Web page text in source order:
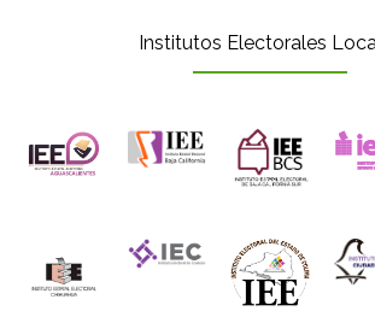
Institutos Electorales